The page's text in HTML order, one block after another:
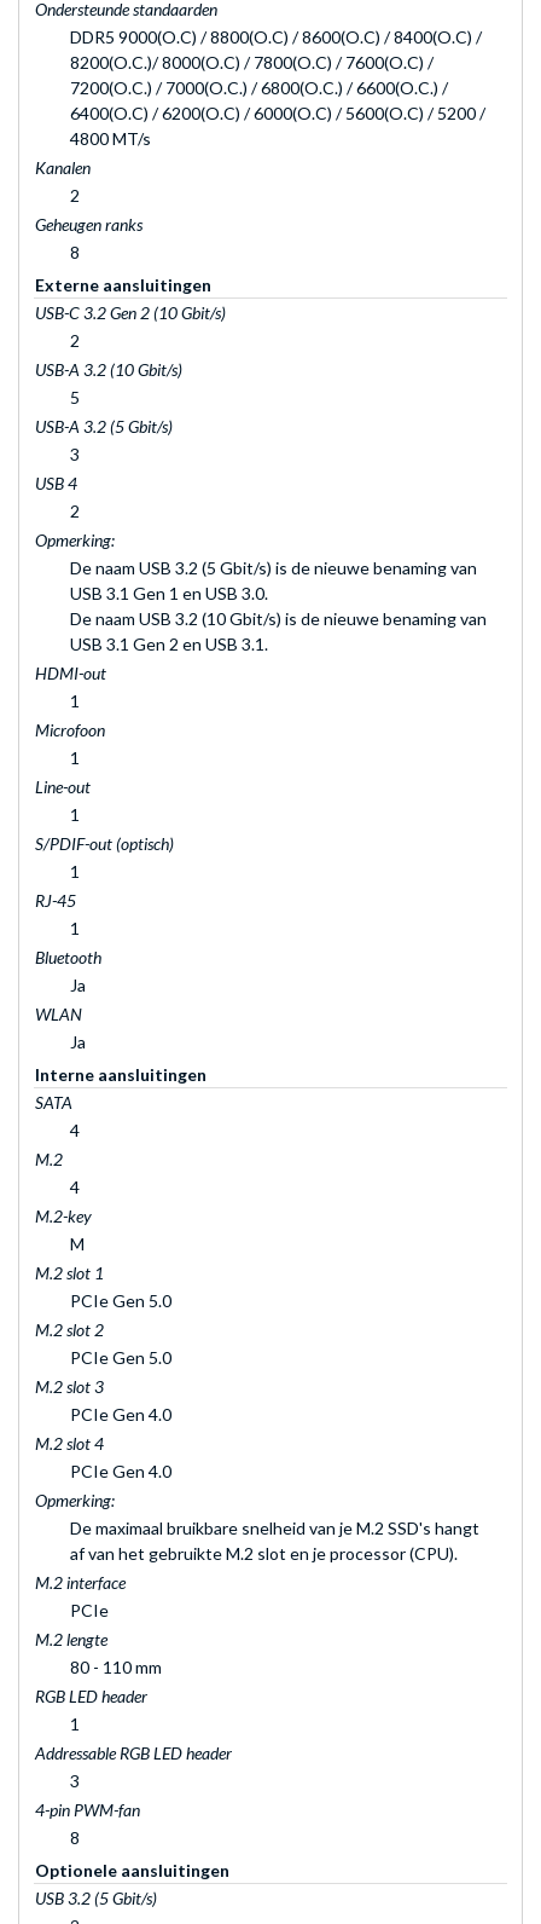
Ondersteunde standaarden
DDR5 9000(O.C) / 8800(O.C) / 8600(O.C) / 8400(O.C) /
8200(O.C.)/ 8000(O.C) / 7800(O.C) / 7600(O.C) /
7200(O.C.) / 7000(O.C.) / 6800(O.C.) / 6600(O.C.) /
6400(O.C) / 6200(O.C) / 6000(O.C) / 5600(O.C) / 5200 /
4800 MT/s
Kanalen
2
Geheugen ranks
8
Externe aansluitingen
USB-C 3.2 Gen 2 (10 Gbit/s)
2
USB-A 3.2 (10 Gbit/s)
5
USB-A 3.2 (5 Gbit/s)
3
USB 4
2
Opmerking:
De naam USB 3.2 (5 Gbit/s) is de nieuwe benaming van
USB 3.1 Gen 1 en USB 3.0.
De naam USB 3.2 (10 Gbit/s) is de nieuwe benaming van
USB 3.1 Gen 2 en USB 3.1.
HDMI-out
1
Microfoon
1
Line-out
1
S/PDIF-out (optisch)
1
RJ-45
1
Bluetooth
Ja
WLAN
Ja
Interne aansluitingen
SATA
4
M.2
4
M.2-key
M
M.2 slot 1
PCIe Gen 5.0
M.2 slot 2
PCIe Gen 5.0
M.2 slot 3
PCIe Gen 4.0
M.2 slot 4
PCIe Gen 4.0
Opmerking:
De maximaal bruikbare snelheid van je M.2 SSD's hangt
af van het gebruikte M.2 slot en je processor (CPU).
M.2 interface
PCIe
M.2 lengte
80 - 110 mm
RGB LED header
1
Addressable RGB LED header
3
4-pin PWM-fan
8
Optionele aansluitingen
USB 3.2 (5 Gbit/s)